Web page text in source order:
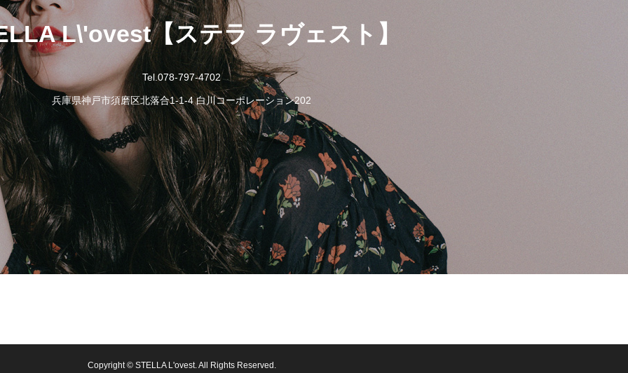
L\'ovest【ステラ ラヴェスト】
Tel.078-797-4702
兵庫県神戸市須磨区北落合1-1-4 白川コーポレーション202
Copyright © STELLA L'ovest. All Rights Reserved.